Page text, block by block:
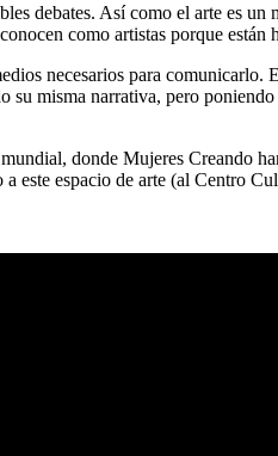
debates. Así como el arte es un
como artistas porque están
necesarios para comunicarlo.
misma narrativa, pero
donde Mujeres Creando
este espacio de arte (al Centro